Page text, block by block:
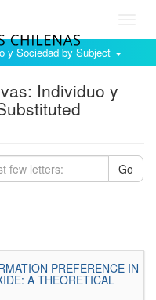
y Sociedad by Subject
Individuo y
Go
PREFERENCE IN
A THEORETICAL